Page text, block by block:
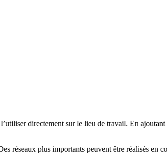
directement sur le lieu de travail. En
réseaux plus importants peuvent être réalisés en